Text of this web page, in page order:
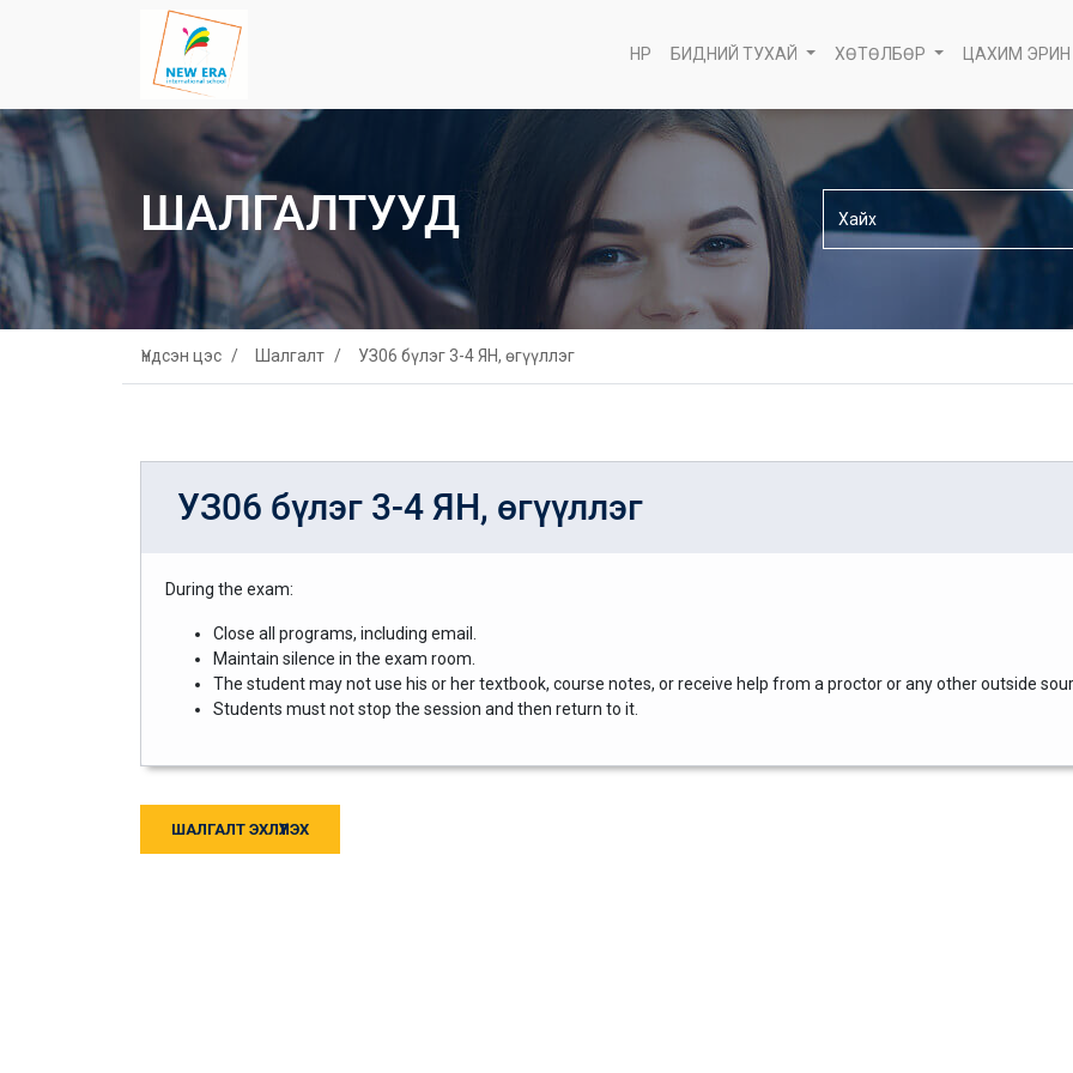
НҮҮР БИДНИЙ ТУХАЙ ХӨТӨЛБӨР ЦАХИМ ЭРИН
ШАЛГАЛТУУД
Үндсэн цэс Шалгалт УЗ06 бүлэг 3-4 ЯН, өгүүллэг
УЗ06 бүлэг 3-4 ЯН, өгүүллэг
During the exam:
Close all programs, including email.
Maintain silence in the exam room.
The student may not use his or her textbook, course notes, or receive help from a proctor or any other outside
Students must not stop the session and then return to it.
ШАЛГАЛТ ЭХЛҮҮЛЭХ